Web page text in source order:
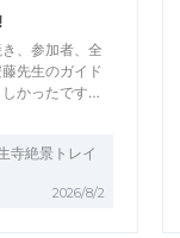
、参加者、全
先生のガイド
かったです…
寺絶景トレイ
2026/8/2